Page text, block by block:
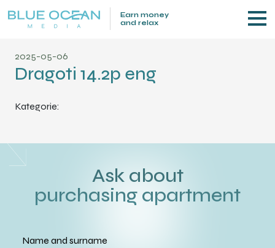
Earn money
and relax
2025-05-06
Dragoti 14.2p eng
Kategorie:
Ask about
purchasing apartment